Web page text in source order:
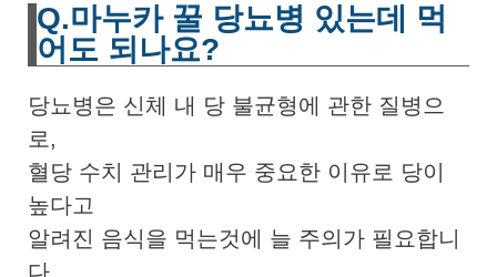
Q.마누카 꿀 당뇨병 있는데 먹
어도 되나요?
당뇨병은 신체 내 당 불균형에 관한 질병으
로,
혈당 수치 관리가 매우 중요한 이유로 당이
높다고
알려진 음식을 먹는것에 늘 주의가 필요합니
다.